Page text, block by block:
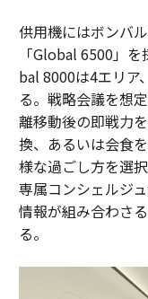
供用機にはボンバ
「Global 6500」
bal 8000は4エリア
る。戦略会議を想
離移動後の即戦力
換、あるいは会食
様な過ごし方を選
専属コンシェルジ
情報が組み合わさ
る。